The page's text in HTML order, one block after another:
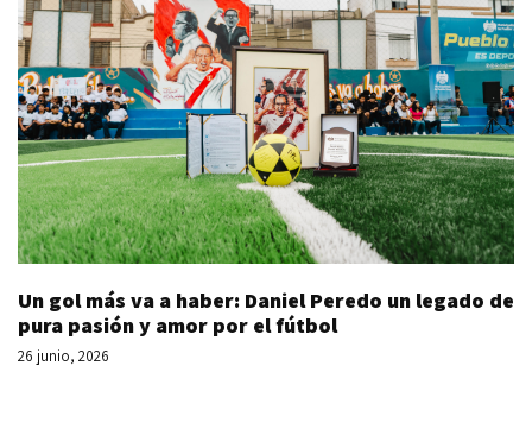
Un gol más va a haber: Daniel Peredo un legado de
pura pasión y amor por el fútbol
26 junio, 2026